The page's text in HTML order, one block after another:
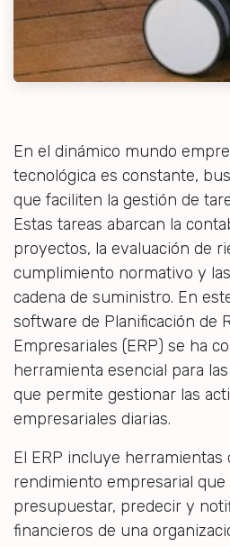
En el dinámico mundo
tecnológica es constante,
que faciliten la gestión de
Estas tareas abarcan la
proyectos, la evaluación de
cumplimiento normativo y
cadena de suministro. En
software de Planificación de
Empresariales (ERP) se ha
herramienta esencial para
que permite gestionar las
empresariales diarias.
El ERP incluye herramientas
rendimiento empresarial
presupuestar, predecir y
financieros de una